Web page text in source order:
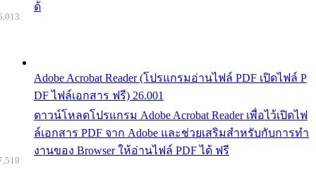
ด้
Adobe Acrobat Reader (โปรแกรมอ่านไฟล์ PDF เปิดไฟล์ P
DF ไฟล์เอกสาร ฟรี) 26.001
ดาวน์โหลดโปรแกรม Adobe Acrobat Reader เพื่อไว้เปิดไฟ
ล์เอกสาร PDF จาก Adobe และช่วยเสริมสำหรับกับการทำ
งานของ Browser ให้อ่านไฟล์ PDF ได้ ฟรี